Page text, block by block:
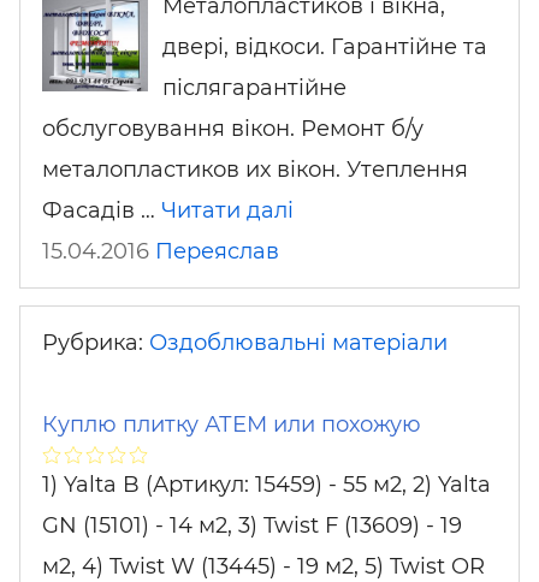
Металопластиков і вікна,
двері, відкоси. Гарантійне та
післягарантійне
обслуговування вікон. Ремонт б/у
металопластиков их вікон. Утеплення
Фасадів … Читати далі
15.04.2016 Переяслав
Рубрика: Оздоблювальні матеріали
Куплю плитку АТЕМ или похожую
1) Yalta B (Артикул: 15459) - 55 м2, 2) Yalta
GN (15101) - 14 м2, 3) Twist F (13609) - 19
м2, 4) Twist W (13445) - 19 м2, 5) Twist OR